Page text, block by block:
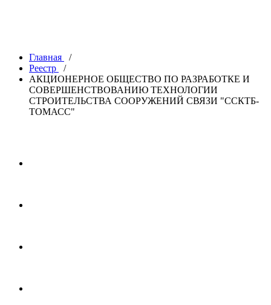
Главная
/
Реестр
/
АКЦИОНЕРНОЕ ОБЩЕСТВО ПО РАЗРАБОТКЕ И
СОВЕРШЕНСТВОВАНИЮ ТЕХНОЛОГИИ
СТРОИТЕЛЬСТВА СООРУЖЕНИЙ СВЯЗИ "ССКТБ-
ТОМАСС"